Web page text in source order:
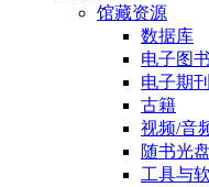
馆藏资源
数据库
电子图书
电子期刊
古籍
视频/音
随书光盘
工具与